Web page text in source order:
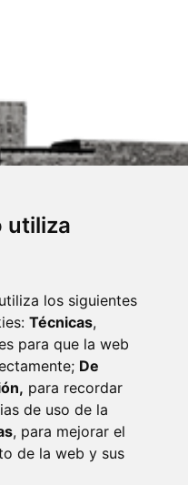
utiliza
los siguientes
Técnicas,
para que la web
De
para recordar
de uso de la
, para mejorar el
de la web y sus
- ARAGÓN (ESPAÑA)
700 ·